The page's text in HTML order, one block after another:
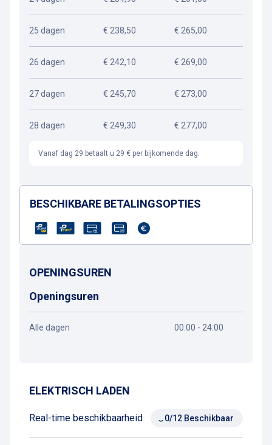
25 dagen € 238,50 € 265,00
26 dagen € 242,10 € 269,00
27 dagen € 245,70 € 273,00
28 dagen € 249,30 € 277,00
Vanaf dag 29 betaalt u 29 € per bijkomende dag.
BESCHIKBARE BETALINGSOPTIES
OPENINGSUREN
Openingsuren
Alle dagen 00:00 - 24:00
ELEKTRISCH LADEN
Real-time beschikbaarheid 0/12 Beschikbaar